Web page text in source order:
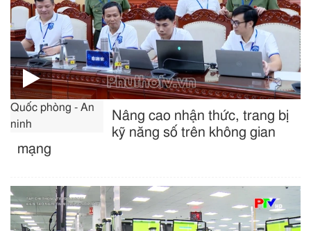
Quốc phòng - An
ninh
Nâng cao nhận thức, trang bị
kỹ năng số trên không gian
mạng